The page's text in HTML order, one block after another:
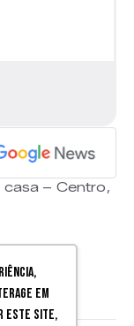
em
este site,
casa – Centro,